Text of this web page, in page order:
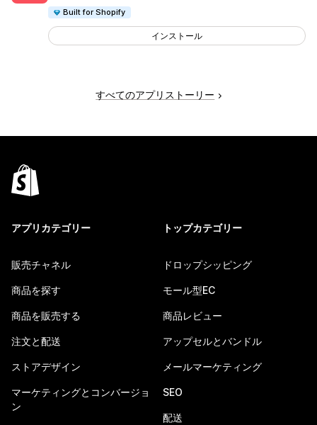
Built for Shopify
インストール
すべてのアプリストーリー
アプリカテゴリー
販売チャネル
商品を探す
商品を販売する
注文と配送
ストアデザイン
マーケティングとコンバージョ
ン
トップカテゴリー
ドロップシッピング
モール型EC
商品レビュー
アップセルとバンドル
メールマーケティング
SEO
配送